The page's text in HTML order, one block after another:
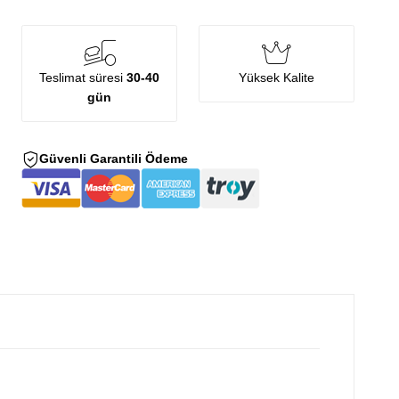
Teslimat süresi30-40
gün
Yüksek Kalite
Güvenli Garantili Ödeme